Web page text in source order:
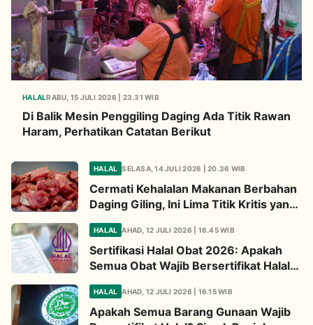
HALALRABU, 15 JULI 2026 | 23.31 WIB
Di Balik Mesin Penggiling Daging Ada Titik Rawan
Haram, Perhatikan Catatan Berikut
HALAL SELASA, 14 JULI 2026 | 20.36 WIB
Cermati Kehalalan Makanan Berbahan
Daging Giling, Ini Lima Titik Kritis yang
Wajib Diperhatikan
HALAL AHAD, 12 JULI 2026 | 16.45 WIB
Sertifikasi Halal Obat 2026: Apakah
Semua Obat Wajib Bersertifikat Halal?
Begini Penjelasannya
HALAL AHAD, 12 JULI 2026 | 16.15 WIB
Apakah Semua Barang Gunaan Wajib